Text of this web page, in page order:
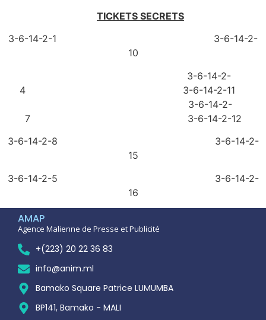
TICKETS SECRETS
3-6-14-2-1 3-6-14-2-
10
3-6-14-2-
4 3-6-14-2-11
3-6-14-2-
7 3-6-14-2-12
3-6-14-2-8 3-6-14-2-
15
3-6-14-2-5 3-6-14-2-
16
AMAP
Agence Malienne de Presse et Publicité
+(223) 20 22 36 83
info@anim.ml
Bamako Square Patrice LUMUMBA
BP141, Bamako - MALI